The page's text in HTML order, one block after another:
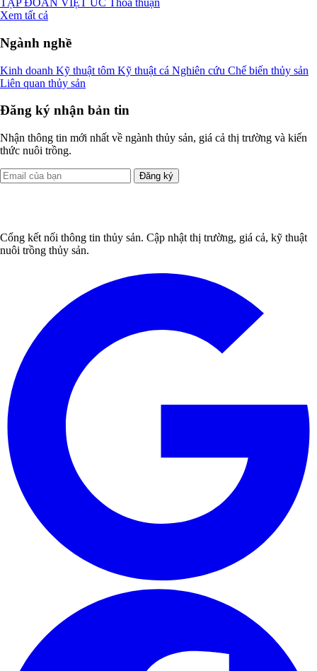
TẬP ĐOÀN VIỆT ÚC Thỏa thuận
Xem tất cả
Ngành nghề
Kinh doanh Kỹ thuật tôm Kỹ thuật cá Nghiên cứu Chế biến thủy sản
Liên quan thủy sản
Đăng ký nhận bản tin
Nhận thông tin mới nhất về ngành thủy sản, giá cả thị trường và kiến
thức nuôi trồng.
Đăng ký
Cổng kết nối thông tin thủy sản. Cập nhật thị trường, giá cả, kỹ thuật
nuôi trồng thủy sản.